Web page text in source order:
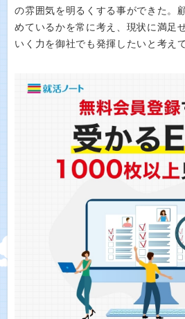
の雰囲気を明るくする事ができた。
めているかを常に考え、現状に満足
いく力を御社でも発揮したいと考え